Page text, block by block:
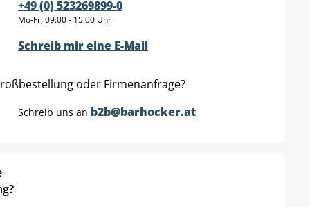
+49 (0) 523269899-0
Mo-Fr, 09:00 - 15:00 Uhr
Schreib mir eine E-Mail
oder Firmenanfrage?
Schreib uns an b2b@barhocker.at